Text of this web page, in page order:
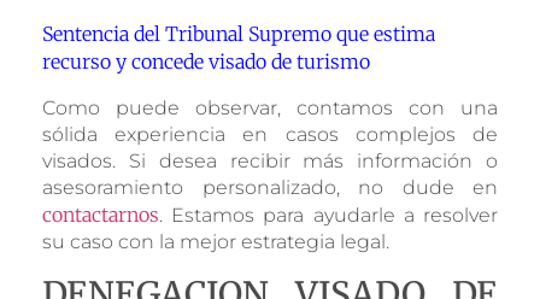
Sentencia del Tribunal Supremo que estima
recurso y concede visado de turismo
Como puede observar, contamos con una
sólida experiencia en casos complejos de
visados. Si desea recibir más información o
asesoramiento personalizado, no dude en
contactarnos. Estamos para ayudarle a resolver
su caso con la mejor estrategia legal.